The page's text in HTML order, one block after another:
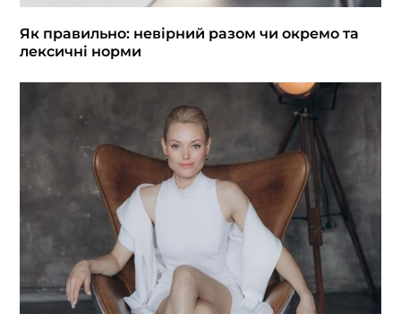
Як правильно: невірний разом чи окремо та
лексичні норми